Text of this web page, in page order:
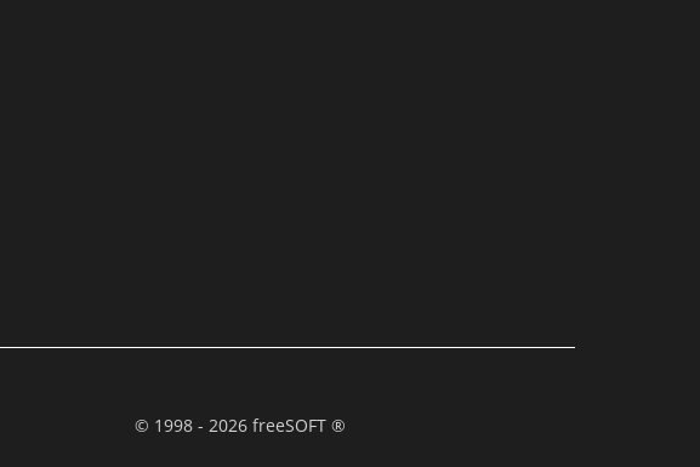
© 1998 - 2026 freeSOFT ®